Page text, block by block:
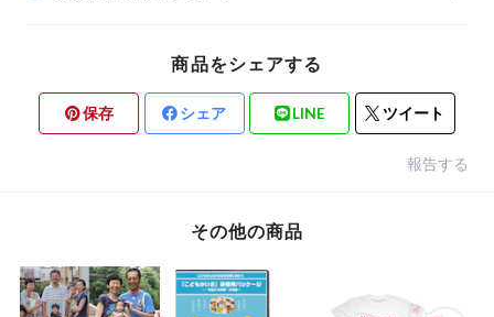
商品をシェアする
保存 シェア LINE ツイート
報告する
その他の商品